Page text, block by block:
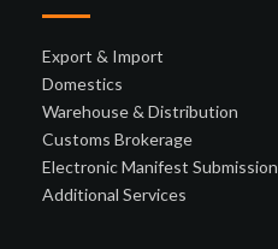
Export & Import
Domestics
Warehouse & Distribution
Customs Brokerage
Electronic Manifest Submission
Additional Services